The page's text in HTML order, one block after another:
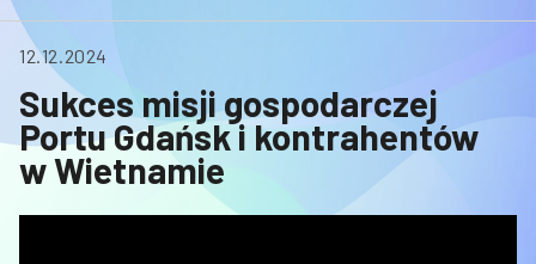
12.12.2024
Sukces misji gospodarczej
Portu Gdańsk i kontrahentów
w Wietnamie